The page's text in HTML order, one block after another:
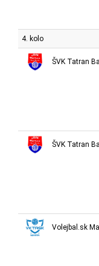
4. kolo
ŠVK Tatran
ŠVK Tatran
Volejbal.sk